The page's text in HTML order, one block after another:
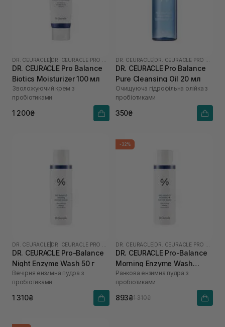
DR. CEURACLE
DR. CEURACLE Pro Balance
Biotics Moisturizer 100 мл
Зволожуючий крем з
пробіотиками
1 200₴
DR. CEURACLE
DR. CEURACLE Pro Balance
Pure Cleansing Oil 20 мл
Очищуюча гідрофільна олійка з
пробіотиками
350₴
DR. CEURACLE
DR. CEURACLE Pro-Balance
Night Enzyme Wash 50 г
Вечірня ензимна пудра з
пробіотиками
1 310₴
-32%
DR. CEURACLE
DR. CEURACLE Pro-Balance
Morning Enzyme Wash
(термін до 01.27р.) 50 г
Ранкова ензимна пудра з
пробіотиками
893₴1 310₴